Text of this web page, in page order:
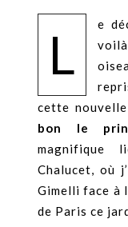
L
e
cette
bon le
magnifique
Chalucet, où
Gimelli face à
de Paris ce